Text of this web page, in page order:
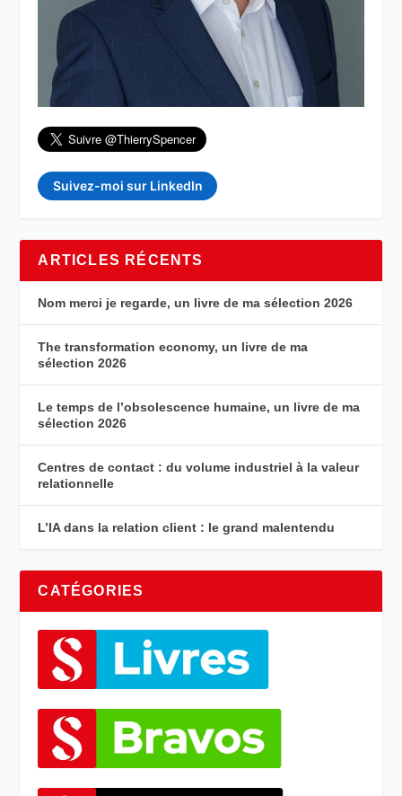
Suivez-moi sur LinkedIn
ARTICLES RÉCENTS
Nom merci je regarde, un livre de ma sélection 2026
The transformation economy, un livre de ma
sélection 2026
Le temps de l’obsolescence humaine, un livre de ma
sélection 2026
Centres de contact : du volume industriel à la valeur
relationnelle
L’IA dans la relation client : le grand malentendu
CATÉGORIES